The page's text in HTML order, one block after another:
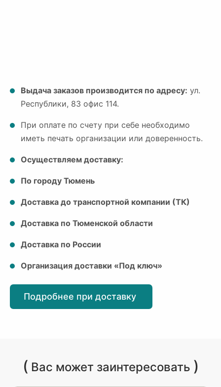
Выдача заказов производится по адресу: ул.
Республики, 83 офис 114.
При оплате по счету при себе необходимо
иметь печать организации или доверенность.
Осуществляем доставку:
По городу Тюмень
Доставка до транспортной компании (ТК)
Доставка по Тюменской области
Доставка по России
Организация доставки «Под ключ»
Подробнее при доставку
( Вас может заинтересовать )